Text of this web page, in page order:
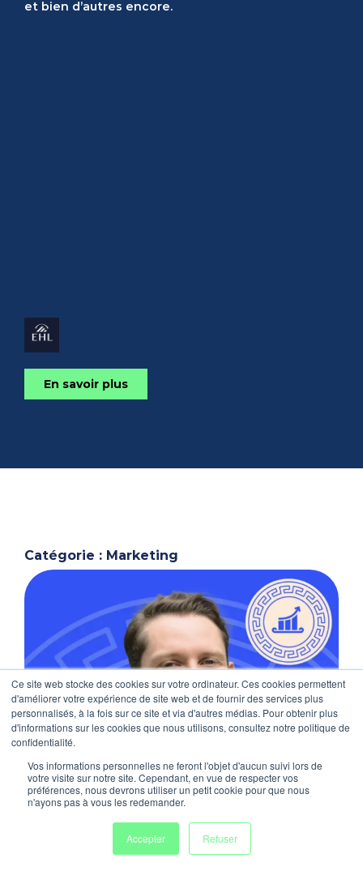
Programmez un 1er échange 🐯
Ce site web stocke des cookies sur votre ordinateur. Ces cookies permettent
d'améliorer votre expérience de site web et de fournir des services plus
personnalisés, à la fois sur ce site et via d'autres médias. Pour obtenir plus
d'informations sur les cookies que nous utilisons, consultez notre politique de
confidentialité.
Vos informations personnelles ne feront l'objet d'aucun suivi lors de
votre visite sur notre site. Cependant, en vue de respecter vos
préférences, nous devrons utiliser un petit cookie pour que nous
n'ayons pas à vous les redemander.
Accepter Refuser
et bien d’autres encore.
En savoir plus
Catégorie : Marketing